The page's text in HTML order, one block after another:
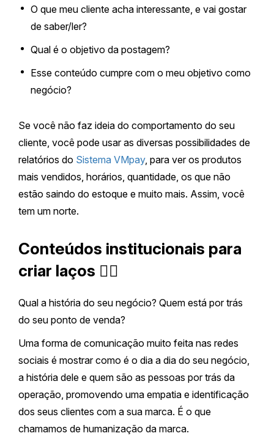
O que meu cliente acha interessante, e vai gostar
de saber/ler?
Qual é o objetivo da postagem?
Esse conteúdo cumpre com o meu objetivo como
negócio?
Se você não faz ideia do comportamento do seu
cliente, você pode usar as diversas possibilidades de
relatórios do Sistema VMpay, para ver os produtos
mais vendidos, horários, quantidade, os que não
estão saindo do estoque e muito mais. Assim, você
tem um norte.
Conteúdos institucionais para
criar laços 🙋‍♂️
Qual a história do seu negócio? Quem está por trás
do seu ponto de venda?
Uma forma de comunicação muito feita nas redes
sociais é mostrar como é o dia a dia do seu negócio,
a história dele e quem são as pessoas por trás da
operação, promovendo uma empatia e identificação
dos seus clientes com a sua marca. É o que
chamamos de humanização da marca.